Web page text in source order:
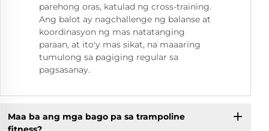
parehong oras, katulad ng cross-training.
Ang balot ay nagchallenge ng balanse at
koordinasyon ng mas natatanging
paraan, at ito'y mas sikat, na maaaring
tumulong sa pagiging regular sa
pagsasanay.
Maa ba ang mga bago pa sa trampoline